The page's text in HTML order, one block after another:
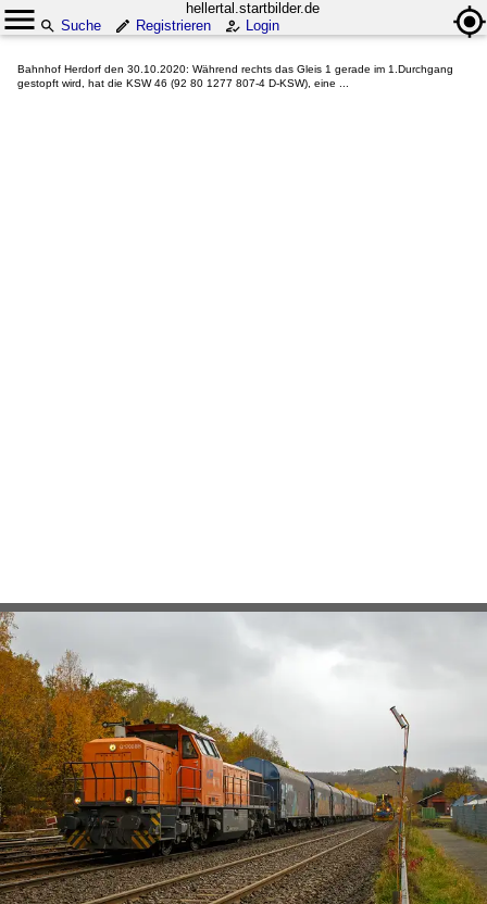
hellertal.startbilder.de
Suche
Registrieren Login
Bahnhof Herdorf den 30.10.2020: Während rechts das Gleis 1 gerade im 1.Durchgang
gestopft wird, hat die KSW 46 (92 80 1277 807-4 D-KSW), eine ...